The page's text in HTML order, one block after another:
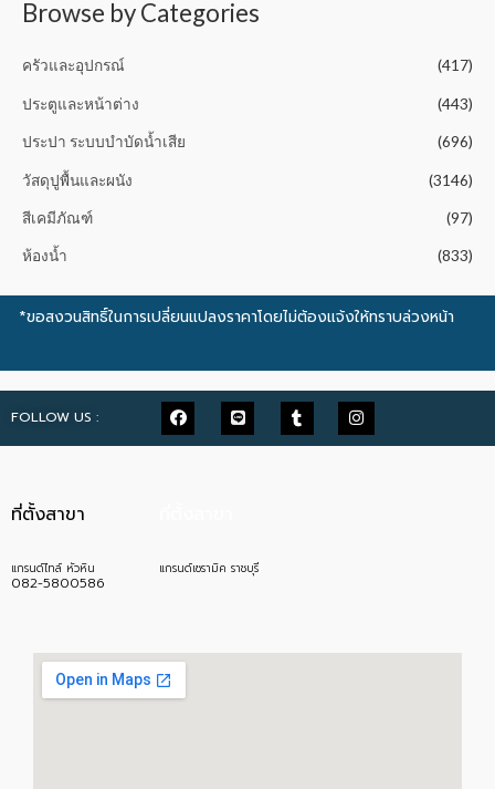
Browse by Categories
ครัวและอุปกรณ์ (417)
ประตูและหน้าต่าง (443)
ประปา ระบบบำบัดน้ำเสีย (696)
วัสดุปูพื้นและผนัง (3146)
สีเคมีภัณฑ์ (97)
ห้องน้ำ (833)
*ขอสงวนสิทธิ์ในการเปลี่ยนแปลงราคาโดยไม่ต้องแจ้งให้ทราบล่วงหน้า
FOLLOW US :
ที่ตั้งสาขา
แกรนด์ไทล์ หัวหิน
082-5800586
แกรนด์เซรามิค ราชบุรี